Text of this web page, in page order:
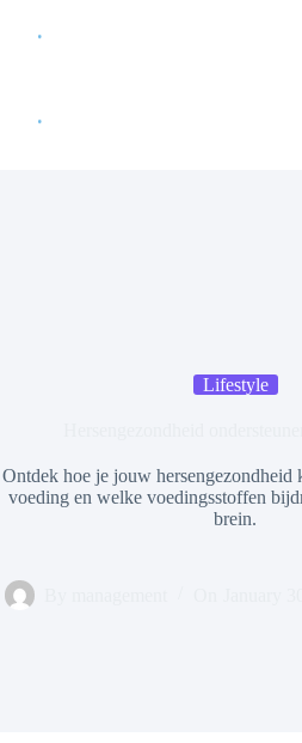
Lifestyle
Ontdek hoe je jouw hersengezondheid
voeding en welke voedingsstoffen
brein.